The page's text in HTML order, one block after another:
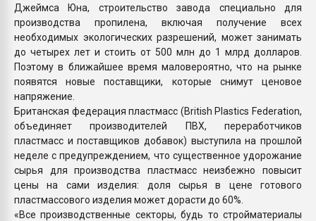
Джеймса Юна, строительство завода специально для
производства пропилена, включая получение всех
необходимых экологических разрешений, может занимать
до четырех лет и стоить от 500 млн до 1 млрд долларов.
Поэтому в ближайшее время маловероятно, что на рынке
появятся новые поставщики, которые снимут ценовое
напряжение.
Британская федерация пластмасс (British Plastics Federation,
объединяет производителей ПВХ, переработчиков
пластмасс и поставщиков добавок) выступила на прошлой
неделе с предупреждением, что существенное удорожание
сырья для производства пластмасс неизбежно повысит
цены на сами изделия: доля сырья в цене готового
пластмассового изделия может дорасти до 60%.
«Все производственные секторы, будь то стройматериалы